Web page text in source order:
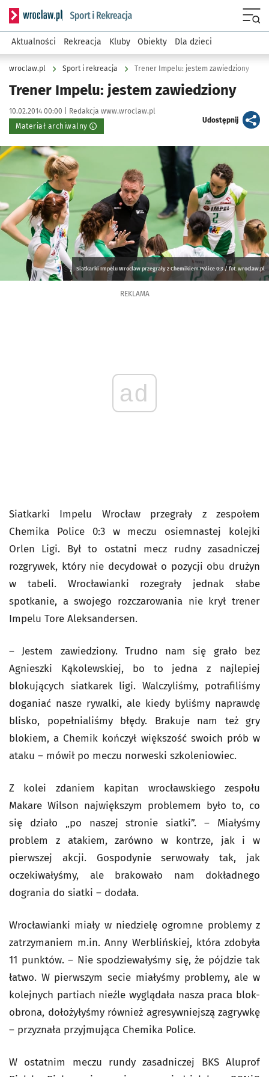
Serwis informacyjny wroclaw.pl podserwis: Sport i rekreacja
Aktualności Rekreacja Kluby Obiekty Dla dzieci
wroclaw.pl Sport i rekreacja Trener Impelu: jestem zawiedziony
Trener Impelu: jestem zawiedziony
Data publikacji:
10.02.2014 00:00 | Autor:
Redakcja www.wroclaw.pl
Materiał archiwalny
Udostępnijartykuł
Kliknij, aby powiększyć
Siatkarki Impelu Wrocław przegrały z Chemikiem Police 0:3 / fot. wroclaw.pl
REKLAMA
ad
Siatkarki Impelu Wrocław przegrały z zespołem
Chemika Police 0:3 w meczu osiemnastej kolejki
Orlen Ligi. Był to ostatni mecz rudny zasadniczej
rozgrywek, który nie decydował o pozycji obu drużyn
w tabeli. Wrocławianki rozegrały jednak słabe
spotkanie, a swojego rozczarowania nie krył trener
Impelu Tore Aleksandersen.
– Jestem zawiedziony. Trudno nam się grało bez
Agnieszki Kąkolewskiej, bo to jedna z najlepiej
blokujących siatkarek ligi. Walczyliśmy, potrafiliśmy
doganiać nasze rywalki, ale kiedy byliśmy naprawdę
blisko, popełnialiśmy błędy. Brakuje nam też gry
blokiem, a Chemik kończył większość swoich prób w
ataku – mówił po meczu norweski szkoleniowiec.
Z kolei zdaniem kapitan wrocławskiego zespołu
Makare Wilson największym problemem było to, co
się działo „po naszej stronie siatki”. – Miałyśmy
problem z atakiem, zarówno w kontrze, jak i w
pierwszej akcji. Gospodynie serwowały tak, jak
oczekiwałyśmy, ale brakowało nam dokładnego
dogrania do siatki – dodała.
Wrocławianki miały w niedzielę ogromne problemy z
zatrzymaniem m.in. Anny Werblińskiej, która zdobyła
11 punktów. – Nie spodziewałyśmy się, że pójdzie tak
łatwo. W pierwszym secie miałyśmy problemy, ale w
kolejnych partiach nieźle wyglądała nasza praca blok-
obrona, dołożyłyśmy również agresywniejszą zagrywkę
– przyznała przyjmująca Chemika Police.
W ostatnim meczu rundy zasadniczej BKS Aluprof